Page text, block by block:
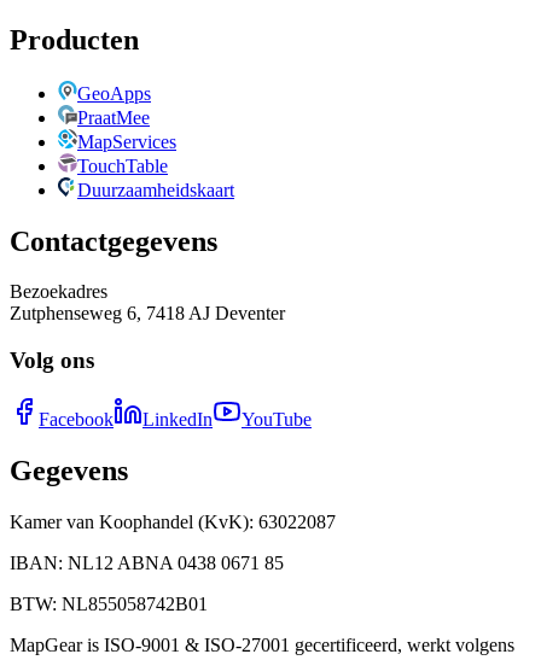
Producten
GeoApps
PraatMee
MapServices
TouchTable
Duurzaamheidskaart
Contactgegevens
Bezoekadres
Zutphenseweg 6, 7418 AJ Deventer
Volg ons
Facebook LinkedIn YouTube
Gegevens
Kamer van Koophandel (KvK): 63022087
IBAN: NL12 ABNA 0438 0671 85
BTW: NL855058742B01
MapGear is ISO-9001 & ISO-27001 gecertificeerd, werkt volgens